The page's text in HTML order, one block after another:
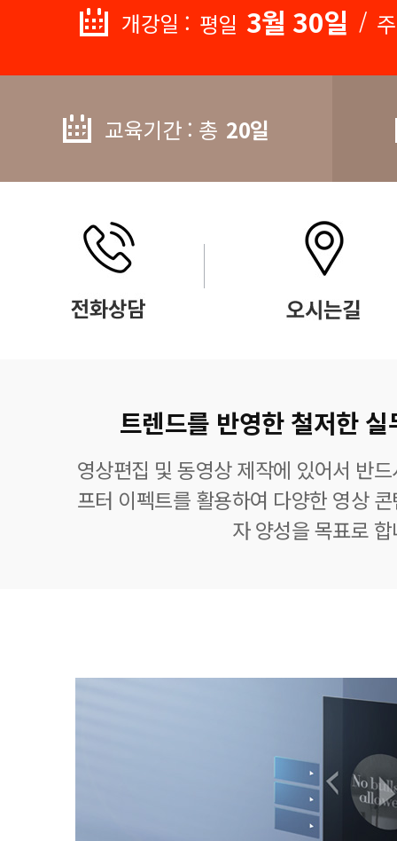
개강일 : 평일 3월 30일 /
교육기간 : 총 20일
트렌드를 반영한 철저한
영상편집 및 동영상 제작에 있어서 반
프터 이펙트를 활용하여 다양한 영상
자 양성을 목표로